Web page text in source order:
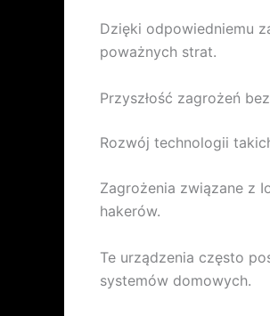
Dzięki odpowiedniemu
poważnych strat.
Przyszłość zagrożeń
Rozwój technologii
Zagrożenia związane z
hakerów.
Te urządzenia często
systemów domowych.